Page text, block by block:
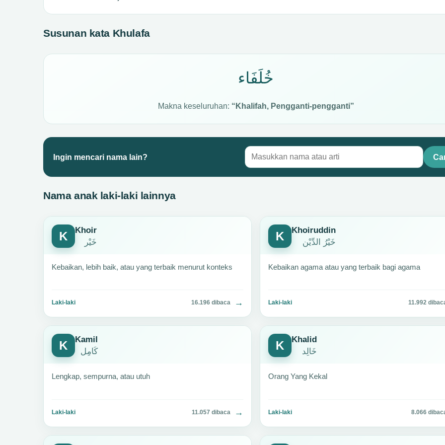
Susunan kata Khulafa
خُلَفَاء
Makna keseluruhan: “Khalifah, Pengganti-pengganti”
Ingin mencari nama lain?
Nama anak laki-laki lainnya
K Khoir
خَيْر
Kebaikan, lebih baik, atau yang terbaik menurut konteks
Laki-laki 16.196 dibaca →
K Khoiruddin
خَيْرُ الدِّيْن
Kebaikan agama atau yang terbaik bagi agama
Laki-laki 11.992
K Kamil
كَامِل
Lengkap, sempurna, atau utuh
Laki-laki 11.057 dibaca →
K Khalid
خَالِد
Orang Yang Kekal
Laki-laki 8.066